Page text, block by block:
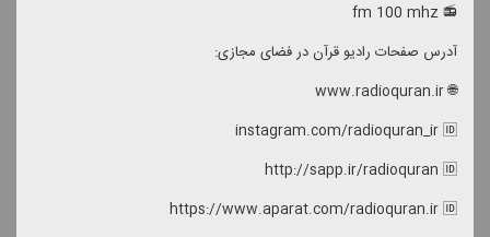
📻 fm 100 mhz
آدرس صفحات رادیو قرآن در فضای مجازی:
🌐 www.radioquran.ir
instagram.com/radioquran_ir 🆔
http://sapp.ir/radioquran 🆔
https://www.aparat.com/radioquran.ir 🆔